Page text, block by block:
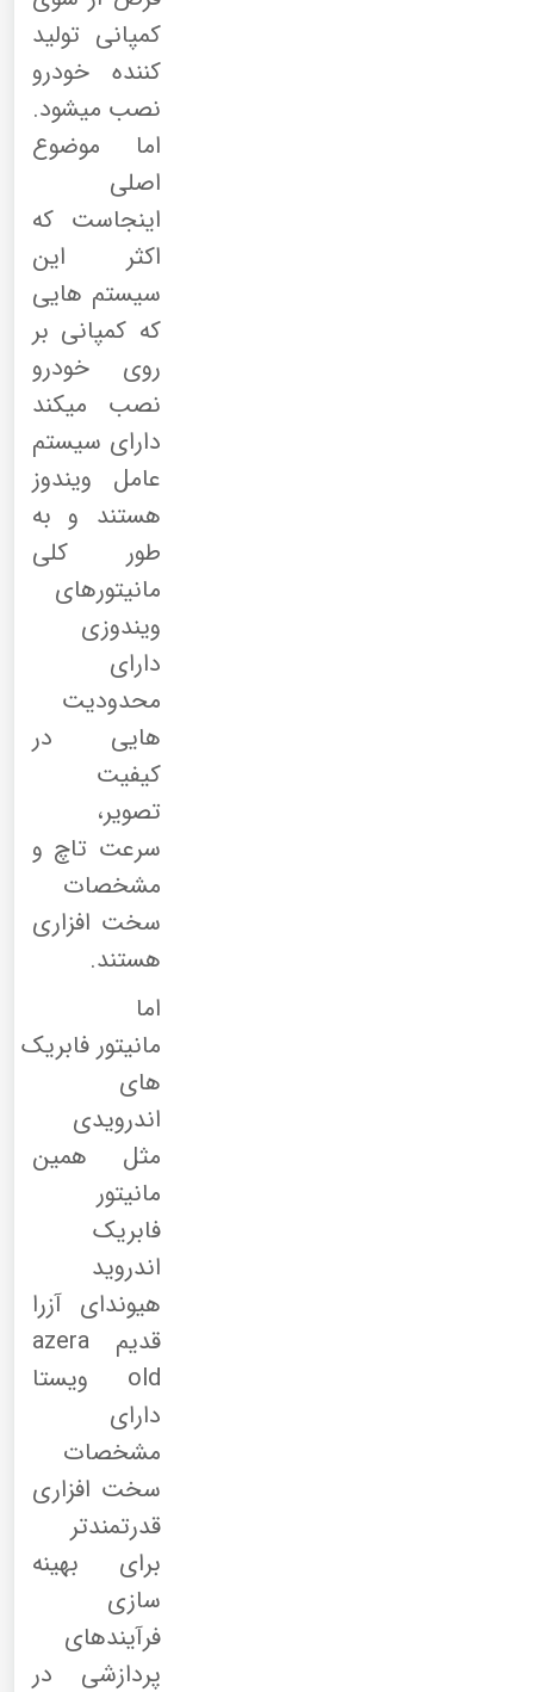
کمپانی تولید
کننده خودرو
نصب میشود.
اما موضوع
اصلی
اینجاست که
اکثر این
سیستم هایی
که کمپانی بر
روی خودرو
نصب میکند
دارای سیستم
عامل ویندوز
هستند و به
طور کلی
مانیتورهای
ویندوزی
دارای
محدودیت
هایی در
کیفیت
تصویر،
سرعت تاچ و
مشخصات
سخت افزاری
هستند.
اما
مانیتور فابریک
های
اندرویدی
مثل همین
مانیتور
فابریک
اندروید
هیوندای آزرا
قدیم azera
old ویستا
دارای
مشخصات
سخت افزاری
قدرتمندتر
برای بهینه
سازی
فرآیندهای
پردازشی در